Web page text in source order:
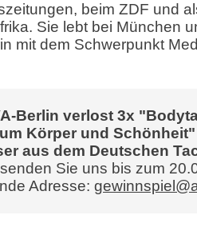
beim ZDF und
Sie lebt bei München
mit dem Schwerpunkt
Berlin verlost 3x
Körper und
aus dem Deutschen
Sie uns bis zum
Adresse: